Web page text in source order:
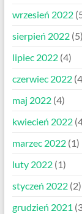
wrzesień 2022
sierpień 2022(5)
lipiec 2022(4)
czerwiec 2022
maj 2022(4)
kwiecień 2022
marzec 2022(1)
luty 2022(1)
styczeń 2022(2)
grudzień 2021